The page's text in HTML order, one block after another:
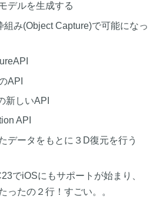
デルを生成する
み(Object Capture)で可能になっ
API
新しいAPI
API
データをもとに３D復元を行う
でiOSにもサポートが始まり、
ったの２行！すごい。。